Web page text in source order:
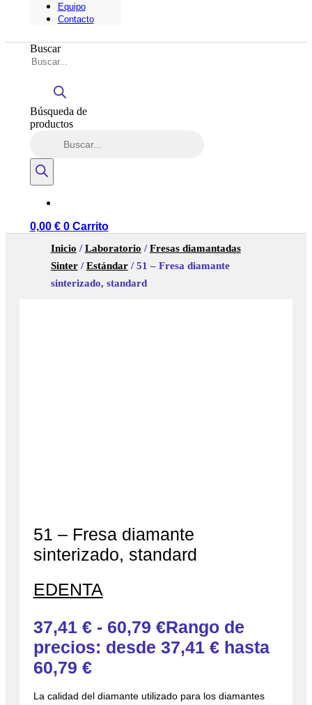
Equipo
Contacto
Buscar
Búsqueda de
productos
0,00 € 0 Carrito
Inicio /Laboratorio /Fresas diamantadas
Sinter/Estándar/ 51 – Fresa diamante
sinterizado, standard
51 – Fresa diamante
sinterizado, standard
EDENTA
37,41 € - 60,79 €Rango de
precios: desde 37,41 € hasta
60,79 €
La calidad del diamante utilizado para los diamantes